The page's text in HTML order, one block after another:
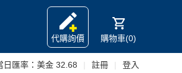
代購詢價
購物車(0)
日匯率： 美金 32.68 註冊 登入